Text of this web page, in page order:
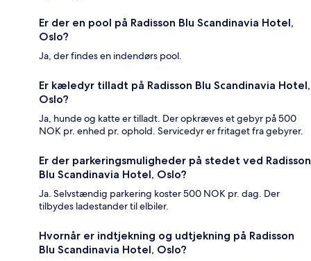
Er der en pool på Radisson Blu Scandinavia Hotel,
Oslo?
Ja, der findes en indendørs pool.
Er kæledyr tilladt på Radisson Blu Scandinavia Hotel,
Oslo?
Ja, hunde og katte er tilladt. Der opkræves et gebyr på 500
NOK pr. enhed pr. ophold. Servicedyr er fritaget fra gebyrer.
Er der parkeringsmuligheder på stedet ved Radisson
Blu Scandinavia Hotel, Oslo?
Ja. Selvstændig parkering koster 500 NOK pr. dag. Der
tilbydes ladestander til elbiler.
Hvornår er indtjekning og udtjekning på Radisson
Blu Scandinavia Hotel, Oslo?